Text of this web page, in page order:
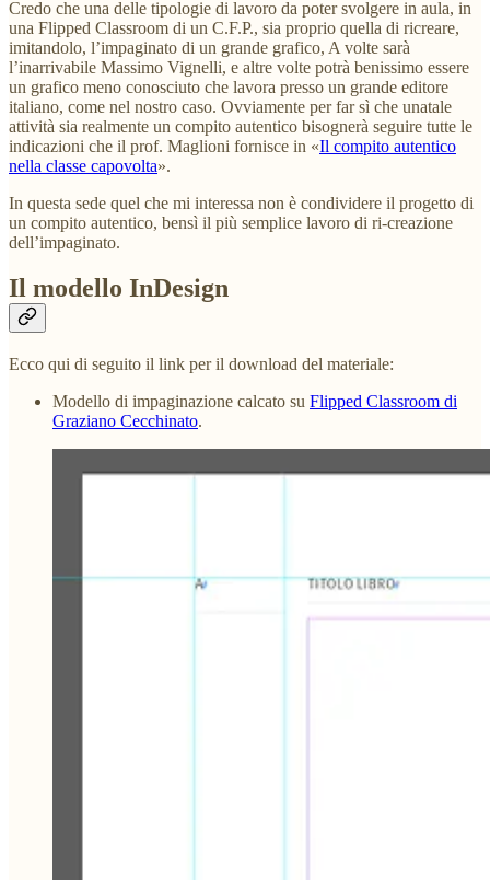
Credo che una delle tipologie di lavoro da poter svolgere in aula, in
una Flipped Classroom di un C.F.P., sia proprio quella di ricreare,
imitandolo, l’impaginato di un grande grafico, A volte sarà
l’inarrivabile Massimo Vignelli, e altre volte potrà benissimo essere
un grafico meno conosciuto che lavora presso un grande editore
italiano, come nel nostro caso. Ovviamente per far sì che unatale
attività sia realmente un compito autentico bisognerà seguire tutte le
indicazioni che il prof. Maglioni fornisce in «Il compito autentico
nella classe capovolta».
In questa sede quel che mi interessa non è condividere il progetto di
un compito autentico, bensì il più semplice lavoro di ri-creazione
dell’impaginato.
Il modello InDesign
Ecco qui di seguito il link per il download del materiale:
Modello di impaginazione calcato su Flipped Classroom di
Graziano Cecchinato.